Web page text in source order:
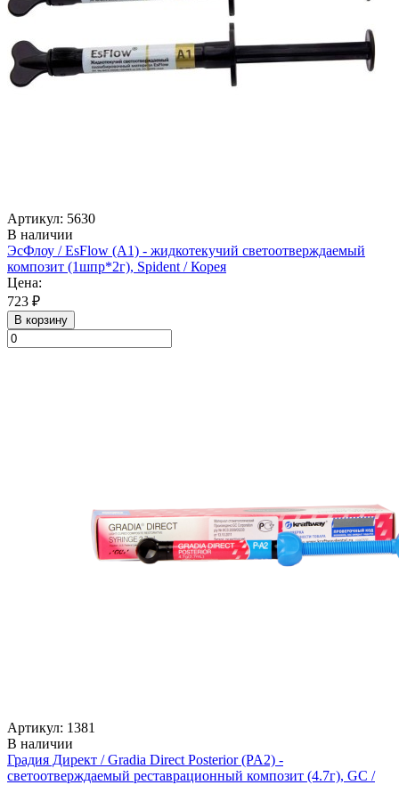
Артикул: 5630
В наличии
ЭсФлоу / EsFlow (А1) - жидкотекучий светоотверждаемый
композит (1шпр*2г), Spident / Корея
Цена:
723 ₽
В корзину
Артикул: 1381
В наличии
Градия Директ / Gradia Direct Posterior (PA2) -
светоотверждаемый реставрационный композит (4.7г), GC /